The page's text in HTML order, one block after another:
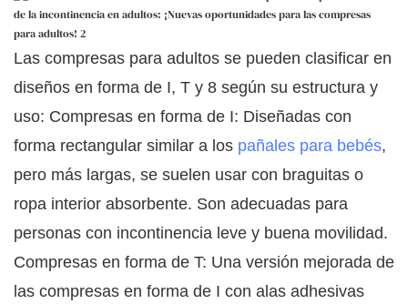
Las compresas para adultos se pueden clasificar en
diseños en forma de I, T y 8 según su estructura y
uso: Compresas en forma de I: Diseñadas con
forma rectangular similar a los pañales para bebés,
pero más largas, se suelen usar con braguitas o
ropa interior absorbente. Son adecuadas para
personas con incontinencia leve y buena movilidad.
Compresas en forma de T: Una versión mejorada de
las compresas en forma de I con alas adhesivas